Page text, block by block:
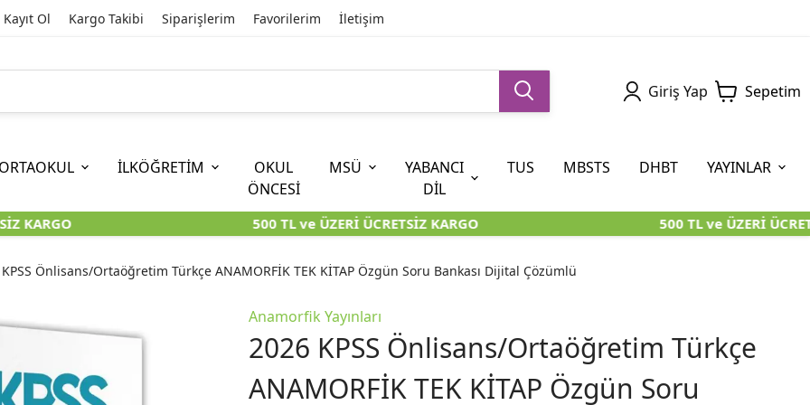
Kayıt Ol Kargo Takibi Siparişlerim Favorilerim İletişim
Giriş Yap Sepetim
11. SINIF
KARA KUTU KİTAPLARI
TYT
KARA KUTU KİTAPLARI
AYT
EĞİTİM BİLİMLERİ
KARA KUTU KİTAPLARI
LİSANS
KARA KUTU KİTAPLARI
ÖABT
ORTAOKUL
6. SINIF (İOKBS)
KARA KUTU KİTAPLARI
5. SINIF (İOKBS)
KARA KUTU KİTAPLARI
İLKÖĞRETİM
OKUL
ÖNCESİ
MSÜ
YABANCI
DİL
TUS MBSTS DHBT YAYINLAR
KARGO 500 TL ve ÜZERİ ÜCRETSİZ KARGO 500 TL ve ÜZERİ
Önlisans/Ortaöğretim Türkçe ANAMORFİK TEK KİTAP Özgün Soru Bankası Dijital Çözümlü
Anamorfik Yayınları
2026 KPSS Önlisans/Ortaöğretim Türkçe
ANAMORFİK TEK KİTAP Özgün Soru